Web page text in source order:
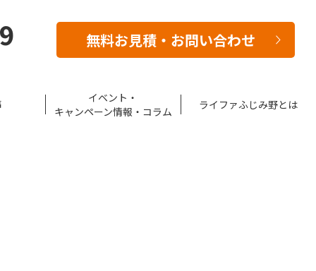
無料お見積・お問い合わせ
イベント・
キャンペーン情報・コラム
ライファふじみ野とは